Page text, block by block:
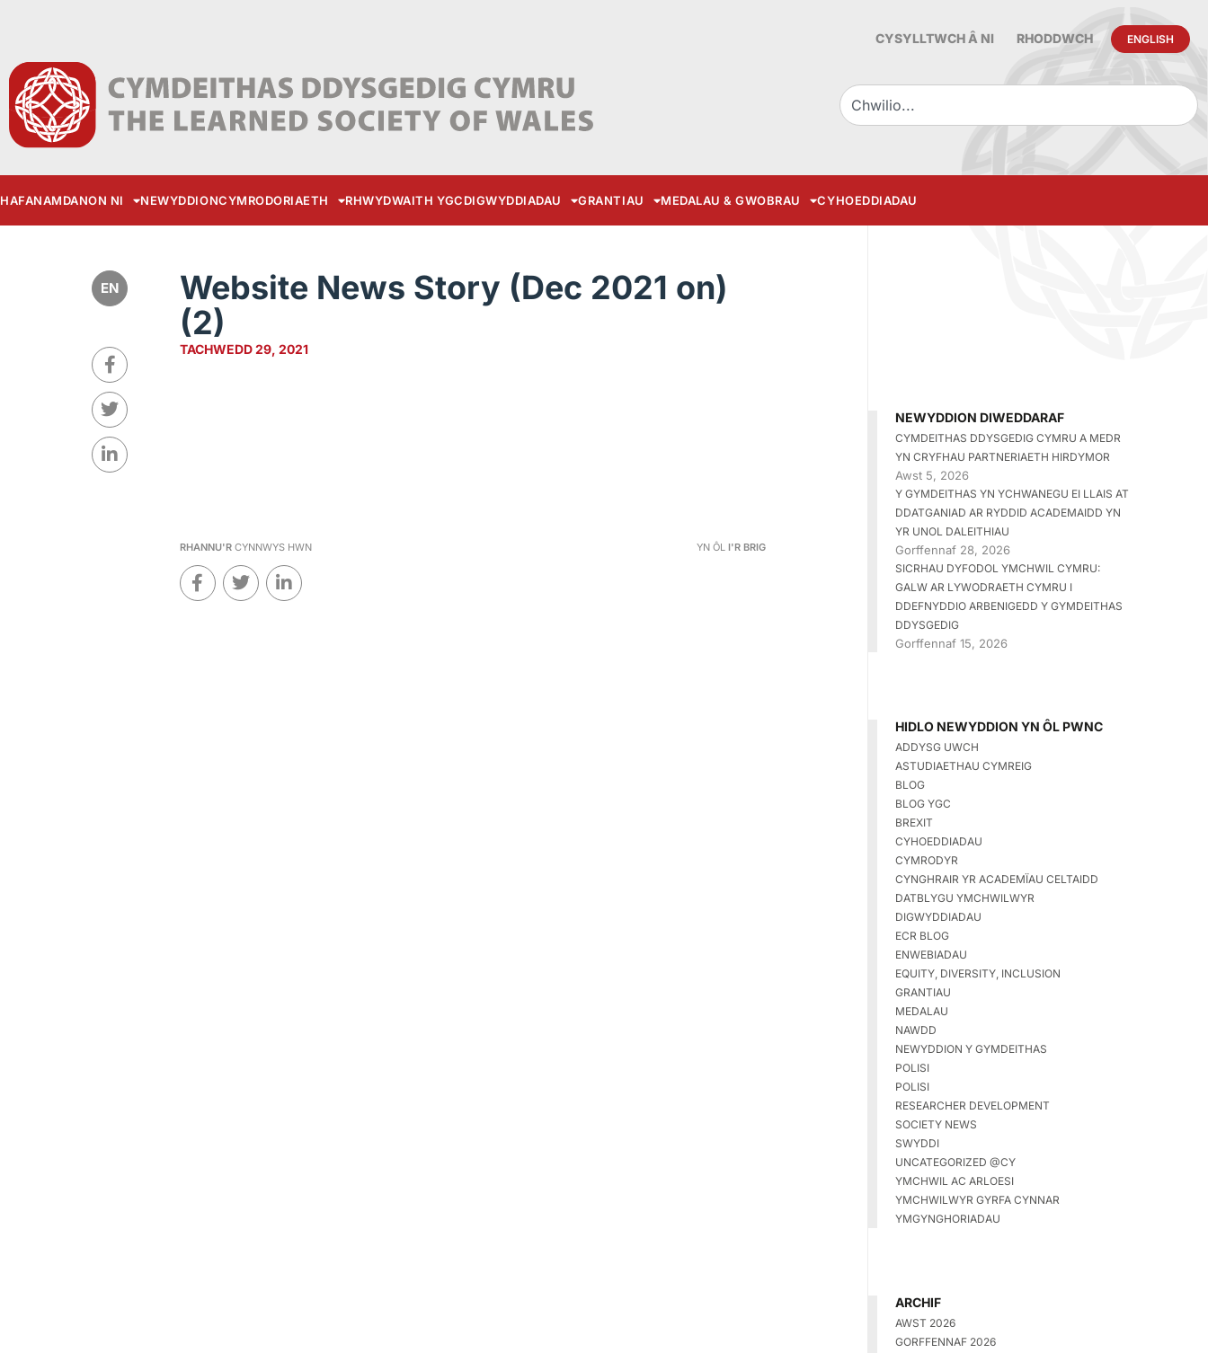
CYSYLLTWCH Â NI RHODDWCH ENGLISH
HAFANAMDANON NI NEWYDDIONCYMRODORIAETH RHWYDWAITH YGCDIGWYDDIADAU GRANTIAU MEDALAU & GWOBRAU CYHOEDDIADAU
EN
Website News Story (Dec 2021 on)
(2)
TACHWEDD 29, 2021
RHANNU'RCYNNWYS HWN YN ÔL I'R BRIG
NEWYDDION DIWEDDARAF
CYMDEITHAS DDYSGEDIG CYMRU A MEDR
YN CRYFHAU PARTNERIAETH HIRDYMOR
Awst 5, 2026
Y GYMDEITHAS YN YCHWANEGU EI LLAIS AT
DDATGANIAD AR RYDDID ACADEMAIDD YN
YR UNOL DALEITHIAU
Gorffennaf 28, 2026
SICRHAU DYFODOL YMCHWIL CYMRU:
GALW AR LYWODRAETH CYMRU I
DDEFNYDDIO ARBENIGEDD Y GYMDEITHAS
DDYSGEDIG
Gorffennaf 15, 2026
HIDLO NEWYDDION YN ÔL PWNC
ADDYSG UWCH
ASTUDIAETHAU CYMREIG
BLOG
BLOG YGC
BREXIT
CYHOEDDIADAU
CYMRODYR
CYNGHRAIR YR ACADEMÏAU CELTAIDD
DATBLYGU YMCHWILWYR
DIGWYDDIADAU
ECR BLOG
ENWEBIADAU
EQUITY, DIVERSITY, INCLUSION
GRANTIAU
MEDALAU
NAWDD
NEWYDDION Y GYMDEITHAS
POLISI
POLISI
RESEARCHER DEVELOPMENT
SOCIETY NEWS
SWYDDI
UNCATEGORIZED @CY
YMCHWIL AC ARLOESI
YMCHWILWYR GYRFA CYNNAR
YMGYNGHORIADAU
ARCHIF
AWST 2026
GORFFENNAF 2026